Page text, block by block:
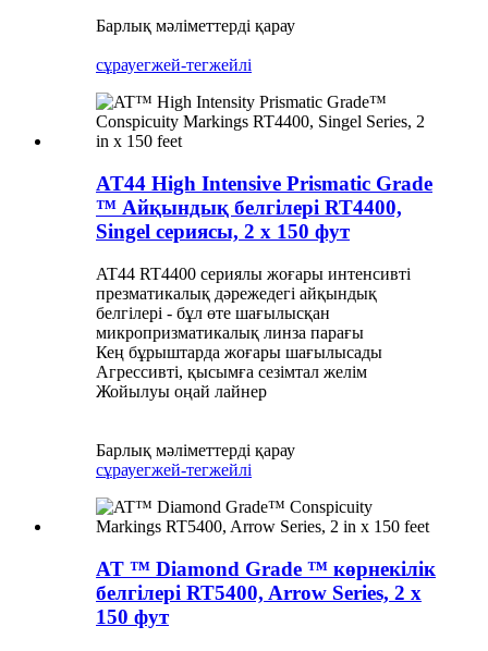
Барлық мәліметтерді қарау
сұрауегжей-тегжейлі
AT44 High Intensive Prismatic Grade
™ Айқындық белгілері RT4400,
Singel сериясы, 2 x 150 фут
AT44 RT4400 сериялы жоғары интенсивті
презматикалық дәрежедегі айқындық
белгілері - бұл өте шағылысқан
микропризматикалық линза парағы
Кең бұрыштарда жоғары шағылысады
Агрессивті, қысымға сезімтал желім
Жойылуы оңай лайнер
Барлық мәліметтерді қарау
сұрауегжей-тегжейлі
AT ™ Diamond Grade ™ көрнекілік
белгілері RT5400, Arrow Series, 2 x
150 фут